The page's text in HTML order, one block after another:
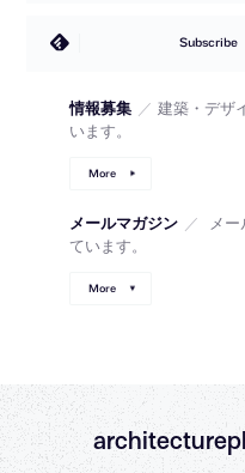
Subscribe
情報募集 ／ 建築・デザ
います。
More
メールマガジン ／
メ
ています。
More